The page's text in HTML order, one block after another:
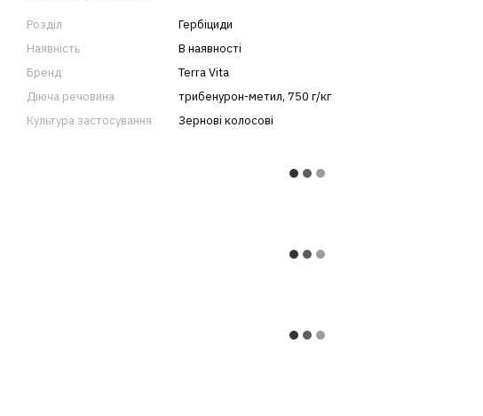
Розділ
Гербіциди
Наявність
В наявності
Бренд
Terra Vita
Діюча речовина
трибенурон-метил, 750 г/кг
Культура застосування
Зернові колосові